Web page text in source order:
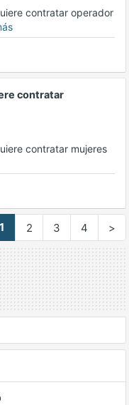
contratar operador
contratar
contratar mujeres
1 2 3 4 >